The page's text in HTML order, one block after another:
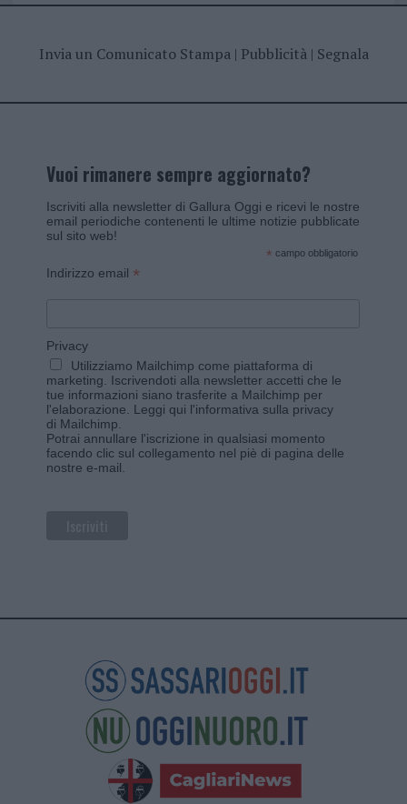
Invia un Comunicato Stampa| Pubblicità| Segnala
Vuoi rimanere sempre aggiornato?
Iscriviti alla newsletter di Gallura Oggi e ricevi le nostre
email periodiche contenenti le ultime notizie pubblicate
sul sito web!
* campo obbligatorio
Indirizzo email *
Privacy
Utilizziamo Mailchimp come piattaforma di
marketing. Iscrivendoti alla newsletter accetti che le
tue informazioni siano trasferite a Mailchimp per
l'elaborazione. Leggi qui l'informativa sulla privacy
di Mailchimp
Potrai annullare l'iscrizione in qualsiasi momento
facendo clic sul collegamento nel piè di pagina delle
nostre e-mail.